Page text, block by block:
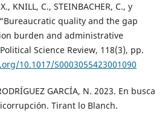
KNILL, C., STEINBACHER, C., y
“Bureaucratic quality and the gap
burden and administrative
Science Review, 118(3), pp.
10.1017/S0003055423001090
GARCÍA, N. 2023. En busca
Tirant lo Blanch.